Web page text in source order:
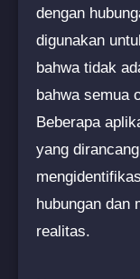
dengan
digunakan
bahwa tidak
bahwa semua
Beberapa
yang
hubungan dan
realitas.